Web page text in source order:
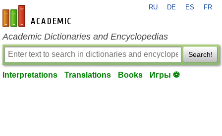
en-academic.com
RU DE ES FR
Academic Dictionaries and Encyclopedias
Search!
Interpretations Translations Books Игры ⚽